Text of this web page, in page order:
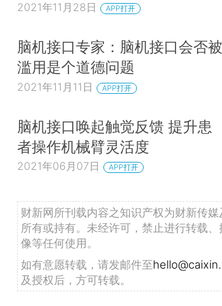
2021年11月28日 APP打开
脑机接口专家：脑机接口会否被
滥用是个道德问题
2021年11月11日 APP打开
脑机接口唤起触觉反馈 提升患
者操作机械臂灵活度
2021年06月07日 APP打开
财新网所刊载内容之知识产权为财新传
所有或持有。未经许可，禁止进行转载
像等任何使用。
如有意愿转载，请发邮件至
及授权后，方可转载。